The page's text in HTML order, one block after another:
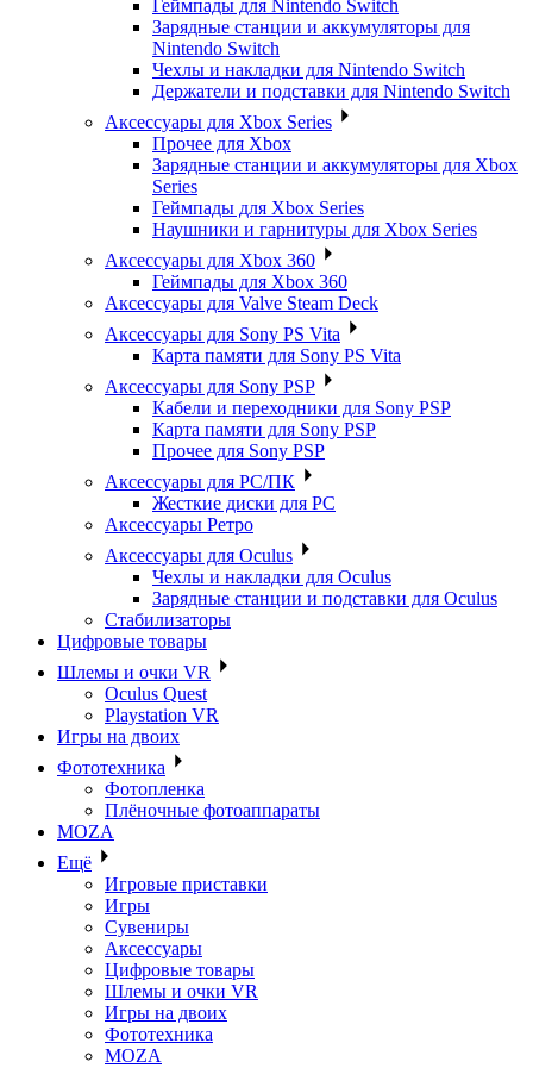
Геймпады для Nintendo Switch
Зарядные станции и аккумуляторы для
Nintendo Switch
Чехлы и накладки для Nintendo Switch
Держатели и подставки для Nintendo Switch
Аксессуары для Xbox Series
Прочее для Xbox
Зарядные станции и аккумуляторы для Xbox
Series
Геймпады для Xbox Series
Наушники и гарнитуры для Xbox Series
Аксессуары для Xbox 360
Геймпады для Xbox 360
Аксессуары для Valve Steam Deck
Аксессуары для Sony PS Vita
Карта памяти для Sony PS Vita
Аксессуары для Sony PSP
Кабели и переходники для Sony PSP
Карта памяти для Sony PSP
Прочее для Sony PSP
Аксессуары для PC/ПК
Жесткие диски для PC
Аксессуары Ретро
Аксессуары для Oculus
Чехлы и накладки для Oculus
Зарядные станции и подставки для Oculus
Стабилизаторы
Цифровые товары
Шлемы и очки VR
Oculus Quest
Playstation VR
Игры на двоих
Фототехника
Фотопленка
Плёночные фотоаппараты
MOZA
Ещё
Игровые приставки
Игры
Сувениры
Аксессуары
Цифровые товары
Шлемы и очки VR
Игры на двоих
Фототехника
MOZA